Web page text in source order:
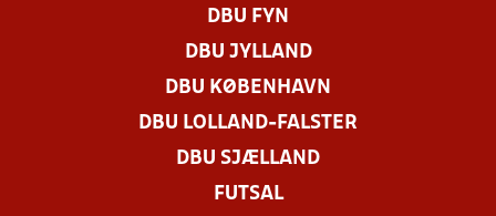
DBU FYN
DBU JYLLAND
DBU KØBENHAVN
DBU LOLLAND-FALSTER
DBU SJÆLLAND
FUTSAL